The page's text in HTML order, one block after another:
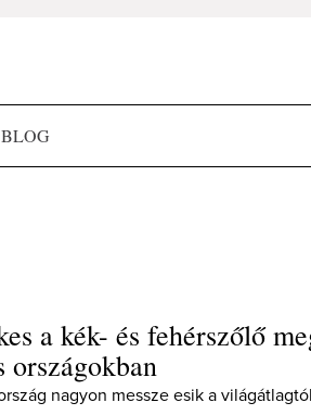
BLOG
a kék- és fehérszőlő
országokban
nagyon messze esik a világátlagtól